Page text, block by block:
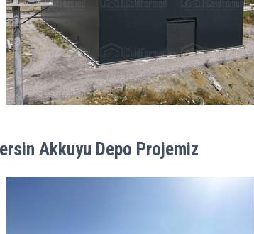
Akkuyu Depo Projemiz